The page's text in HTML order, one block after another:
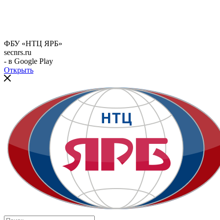
ФБУ «НТЦ ЯРБ»
secnrs.ru
- в Google Play
Открыть